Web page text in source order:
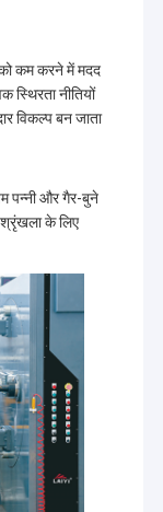
कम करने में मदद
नीतियों
विकल्प बन जाता
पन्नी और गैर-बुने
के लिए
2007 में हुई
new factory
has
the industry